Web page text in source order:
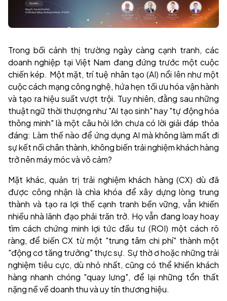
Trong bối cảnh thị trường ngày càng cạnh tranh, các
doanh nghiệp tại Việt Nam đang đứng trước một cuộc
chiến kép. Một mặt, trí tuệ nhân tạo (AI) nổi lên như một
cuộc cách mạng công nghệ, hứa hẹn tối ưu hóa vận hành
và tạo ra hiệu suất vượt trội. Tuy nhiên, đằng sau những
thuật ngữ thời thượng như "AI tạo sinh" hay "tự động hóa
thông minh" là một câu hỏi lớn chưa có lời giải đáp thỏa
đáng: Làm thế nào để ứng dụng AI mà không làm mất đi
sự kết nối chân thành, không biến trải nghiệm khách hàng
trở nên máy móc và vô cảm?
Mặt khác, quản trị trải nghiệm khách hàng (CX) dù đã
được công nhận là chìa khóa để xây dựng lòng trung
thành và tạo ra lợi thế cạnh tranh bền vững, vẫn khiến
nhiều nhà lãnh đạo phải trăn trở. Họ vẫn đang loay hoay
tìm cách chứng minh lợi tức đầu tư (ROI) một cách rõ
ràng, để biến CX từ một "trung tâm chi phí" thành một
"động cơ tăng trưởng" thực sự. Sự thờ ơ hoặc những trải
nghiệm tiêu cực, dù nhỏ nhất, cũng có thể khiến khách
hàng nhanh chóng "quay lưng", để lại những tổn thất
nặng nề về doanh thu và uy tín thương hiệu.